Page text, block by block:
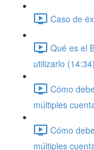
Caso de
Qué es el
utilizarlo (14:34)
Cómo
múltiples
Cómo
múltiples